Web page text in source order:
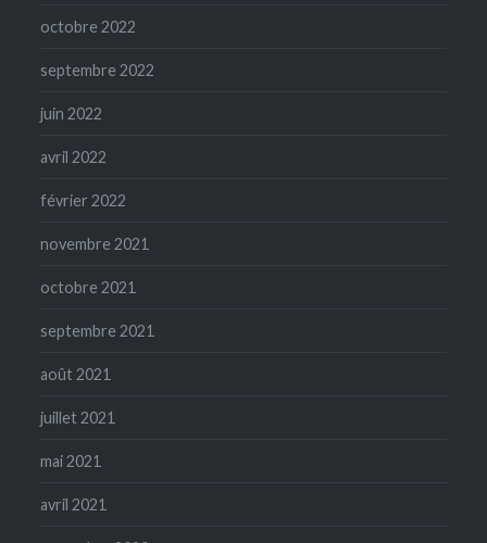
octobre 2022
septembre 2022
juin 2022
avril 2022
février 2022
novembre 2021
octobre 2021
septembre 2021
août 2021
juillet 2021
mai 2021
avril 2021